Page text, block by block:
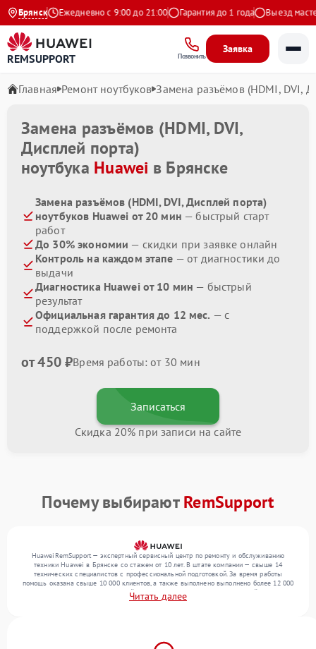
Брянск
Яндекс Ежедневно с 9:00 до 21:00 Гарантия до 1 года Выезд
REMSUPPORT Позвонить
Заявка
Главная Ремонт ноутбуков Замена разъёмов (HDMI, DVI,
Замена разъёмов (HDMI, DVI,
Дисплей порта)
ноутбука Huawei в Брянске
Замена разъёмов (HDMI, DVI, Дисплей порта)
ноутбуков Huawei от 20 мин — быстрый старт
работ
До 30% экономии — скидки при заявке онлайн
Контроль на каждом этапе — от диагностики до
выдачи
Диагностика Huawei от 10 мин — быстрый
результат
Официальная гарантия до 12 мес. — с
поддержкой после ремонта
от 450 ₽Время работы: от 30 мин
Записаться
Скидка 20% при записи на сайте
Почему выбираютRemSupport
HuaweiRemSupport — экспертный сервисный центр по ремонту и обслуживанию
техники Huawei в Брянске со стажем от 10 лет. В штате компании — свыше 14
технических специалистов с профессиональной подготовкой. За время работы
помощь оказана свыше 10 000 клиентов, а также выполнено выполнено более 12 000
ремонтов. Ежемесячно в сервисный центр поступает более 300 обращений, включая , ,
. Мы работаем с широким спектром неисправностей и предлагаем стабильный
Читать далее